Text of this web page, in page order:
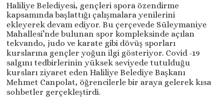
Haliliye Belediyesi, gençleri spora özendirme
kapsamında başlattığı çalışmalara yenilerini
ekleyerek devam ediyor. Bu çerçevede Süleymaniye
Mahallesi’nde bulunan spor kompleksinde açılan
tekvando, judo ve karate gibi dövüş sporları
kurslarına gençler yoğun ilgi gösteriyor. Covid -19
salgını tedbirlerinin yüksek seviyede tutulduğu
kursları ziyaret eden Haliliye Belediye Başkanı
Mehmet Canpolat, öğrencilerle bir araya gelerek kısa
sohbetler gerçekleştirdi.